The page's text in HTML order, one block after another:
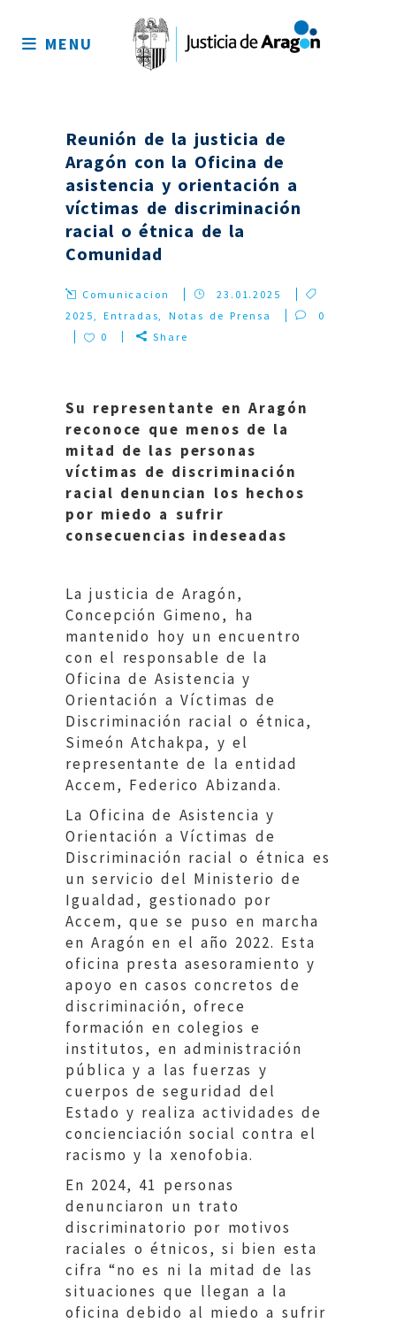
sitio
MENU
Reunión de la justicia de
Aragón con la Oficina de
asistencia y orientación a
víctimas de discriminación
racial o étnica de la
Comunidad
Comunicacion
23.01.2025
2025,Entradas, Notas de Prensa
0
0
Share
Su representante en Aragón
reconoce que menos de la
mitad de las personas
víctimas de discriminación
racial denuncian los hechos
por miedo a sufrir
consecuencias indeseadas
La justicia de Aragón,
Concepción Gimeno, ha
mantenido hoy un encuentro
con el responsable de la
Oficina de Asistencia y
Orientación a Víctimas de
Discriminación racial o étnica,
Simeón Atchakpa, y el
representante de la entidad
Accem, Federico Abizanda.
La Oficina de Asistencia y
Orientación a Víctimas de
Discriminación racial o étnica es
un servicio del Ministerio de
Igualdad, gestionado por
Accem, que se puso en marcha
en Aragón en el año 2022. Esta
oficina presta asesoramiento y
apoyo en casos concretos de
discriminación, ofrece
formación en colegios e
institutos, en administración
pública y a las fuerzas y
cuerpos de seguridad del
Estado y realiza actividades de
concienciación social contra el
racismo y la xenofobia.
En 2024, 41 personas
denunciaron un trato
discriminatorio por motivos
raciales o étnicos, si bien esta
cifra “no es ni la mitad de las
situaciones que llegan a la
oficina debido al miedo a sufrir